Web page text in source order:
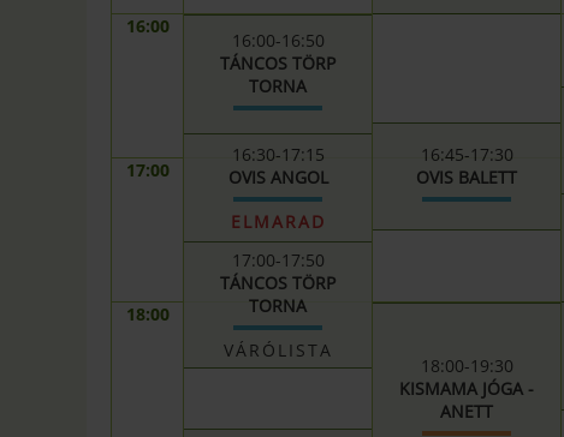
16:00
17:00
18:00
16:00-16:50
TÁNCOS TÖRP
TORNA
16:30-17:15
OVIS ANGOL
ELMARAD
17:00-17:50
TÁNCOS TÖRP
TORNA
VÁRÓLISTA
16:45-17:30
OVIS BALETT
18:00-19:30
KISMAMA JÓGA -
ANETT